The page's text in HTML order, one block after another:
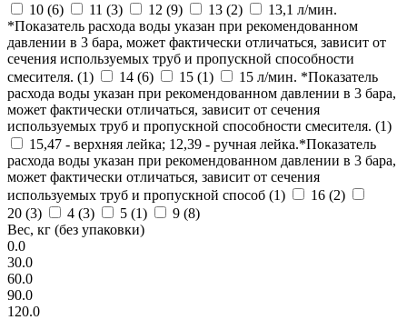
10 (6) 11 (3) 12 (9) 13 (2)
13,1 л/мин.
*Показатель расхода воды указан при рекомендованном
давлении в 3 бара, может фактически отличаться, зависит от
сечения используемых труб и пропускной способности
смесителя. (1) 14 (6) 15 (1)
15 л/мин. *Показатель
расхода воды указан при рекомендованном давлении в 3 бара,
может фактически отличаться, зависит от сечения
используемых труб и пропускной способности смесителя. (1)
15,47 - верхняя лейка; 12,39 - ручная лейка.*Показатель
расхода воды указан при рекомендованном давлении в 3 бара,
может фактически отличаться, зависит от сечения
используемых труб и пропускной способ (1) 16 (2)
20 (3) 4 (3) 5 (1) 9 (8)
Вес, кг (без упаковки)
0.0
30.0
60.0
90.0
120.0